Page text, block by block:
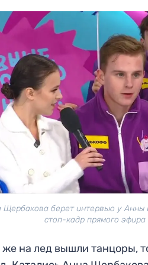
Щербакова берет интервью у
стоп-кадр прямого
же на лед вышли танцоры,